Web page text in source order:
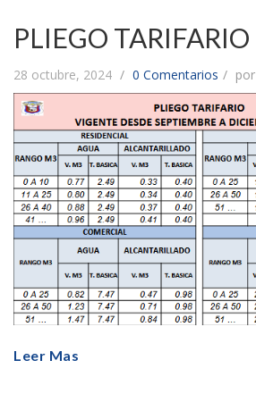
PLIEGO TARIFARIO
28 octubre, 2024 0 Comentarios por
Leer Mas